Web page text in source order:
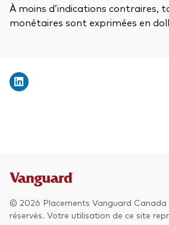
À moins d’indications contraires,
monétaires sont exprimées en
© 2026 Placements Vanguard Canada
réservés. Votre utilisation de ce site